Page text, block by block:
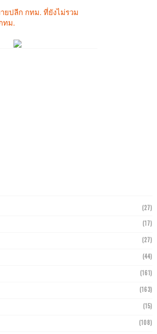
(27)
(17)
(27)
(44)
(161)
(163)
(15)
(108)